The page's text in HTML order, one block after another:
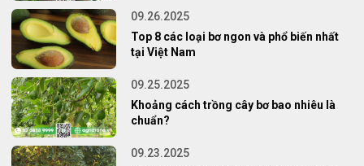
09.26.2025
Top 8 các loại bơ ngon và phổ biến nhất
tại Việt Nam
09.25.2025
Khoảng cách trồng cây bơ bao nhiêu là
chuẩn?
09.23.2025